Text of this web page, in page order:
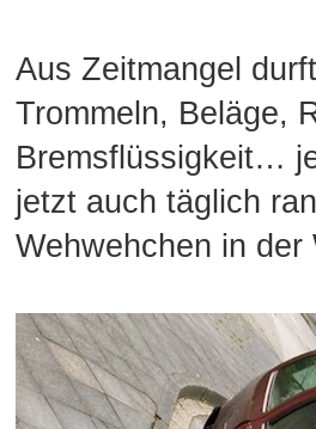
Aus Zeitmangel
Trommeln, Beläge,
Bremsflüssigkeit…
jetzt auch täglich
Wehwehchen in